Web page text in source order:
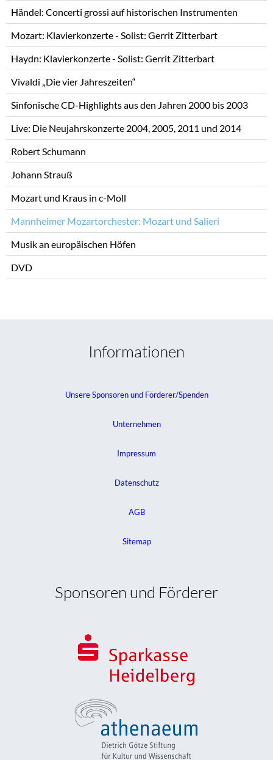
Händel: Concerti grossi auf historischen Instrumenten
Mozart: Klavierkonzerte - Solist: Gerrit Zitterbart
Haydn: Klavierkonzerte - Solist: Gerrit Zitterbart
Vivaldi „Die vier Jahreszeiten“
Sinfonische CD-Highlights aus den Jahren 2000 bis 2003
Live: Die Neujahrskonzerte 2004, 2005, 2011 und 2014
Robert Schumann
Johann Strauß
Mozart und Kraus in c-Moll
Mannheimer Mozartorchester: Mozart und Salieri
Musik an europäischen Höfen
DVD
Informationen
Unsere Sponsoren und Förderer/Spenden
Unternehmen
Impressum
Datenschutz
AGB
Sitemap
Sponsoren und Förderer